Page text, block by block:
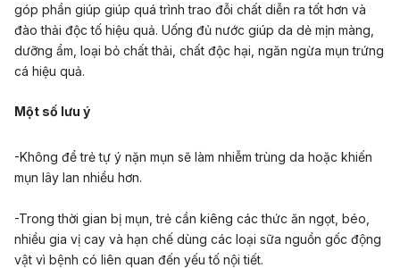
góp phần giúp giúp quá trình trao đỗi chất diễn ra tốt hơn và
đào thải độc tố hiệu quả. Uống đủ nước giúp da dẻ mịn màng,
dưỡng ẩm, loại bỏ chất thải, chất độc hại, ngăn ngừa mụn trứng
cá hiệu quả.
Một số lưu ý
-Không để trẻ tự ý nặn mụn sẽ làm nhiễm trùng da hoặc khiến
mụn lây lan nhiều hơn.
-Trong thời gian bị mụn, trẻ cần kiêng các thức ăn ngọt, béo,
nhiều gia vị cay và hạn chế dùng các loại sữa nguồn gốc động
vật vì bệnh có liên quan đến yếu tố nội tiết.